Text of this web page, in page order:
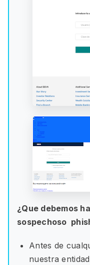
¿Que debemos
sospechoso
Antes de
nuestra